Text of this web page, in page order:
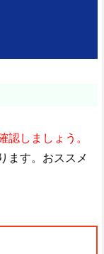
しましょう。
ます。おススメ